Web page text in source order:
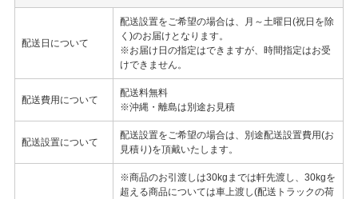
配送日について
配送設置をご希望の場合は、月～土曜日(祝日を除
く)のお届けとなります。
※お届け日の指定はできますが、時間指定はお受
けできません。
配送費用について
配送料無料
※沖縄・離島は別途お見積
配送設置について
配送設置をご希望の場合は、別途配送設置費用(お
見積り)を頂戴いたします。
※商品のお引渡しは30kgまでは軒先渡し、30kgを
超える商品については車上渡し(配送トラックの荷